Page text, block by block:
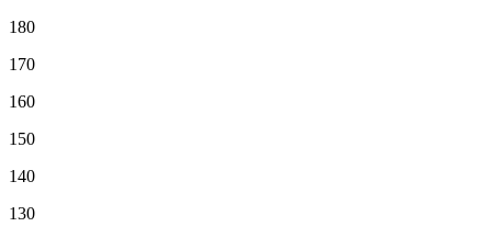
180
170
160
150
140
130